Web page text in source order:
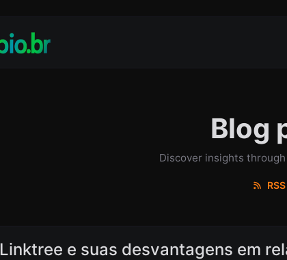
Blog
Discover insights
Linktree e suas desvantagens em